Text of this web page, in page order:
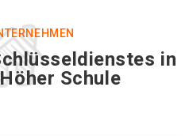
in
Schule